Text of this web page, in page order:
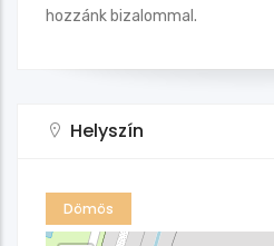
hozzánk bizalommal.
Helyszín
Dömös